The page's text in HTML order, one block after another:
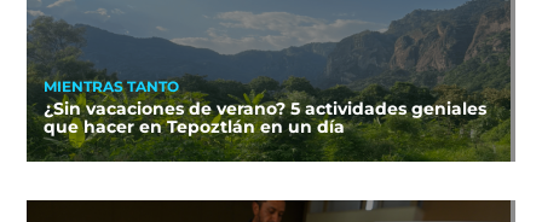
MIENTRAS TANTO
¿Sin vacaciones de verano? 5 actividades geniales
que hacer en Tepoztlán en un día